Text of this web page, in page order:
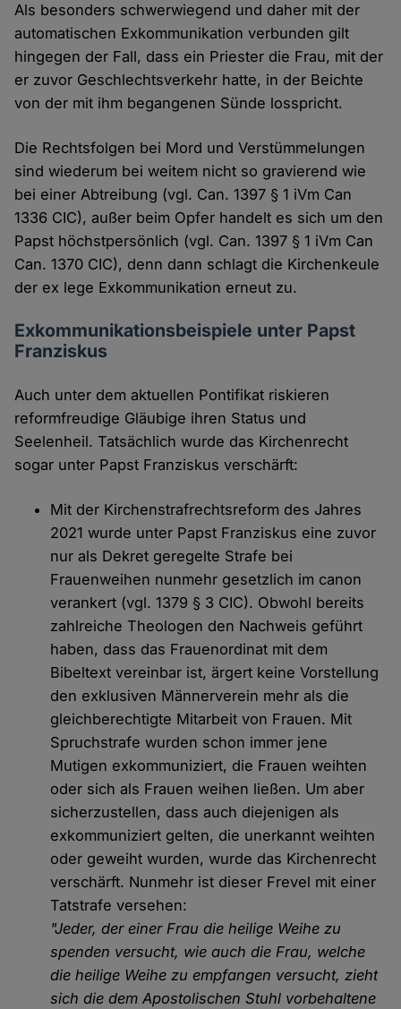
Als besonders schwerwiegend und daher mit der
automatischen Exkommunikation verbunden gilt
hingegen der Fall, dass ein Priester die Frau, mit der
er zuvor Geschlechtsverkehr hatte, in der Beichte
von der mit ihm begangenen Sünde losspricht.
Die Rechtsfolgen bei Mord und Verstümmelungen
sind wiederum bei weitem nicht so gravierend wie
bei einer Abtreibung (vgl. Can. 1397 § 1 iVm Can
1336 CIC), außer beim Opfer handelt es sich um den
Papst höchstpersönlich (vgl. Can. 1397 § 1 iVm Can
Can. 1370 CIC), denn dann schlagt die Kirchenkeule
der ex lege Exkommunikation erneut zu.
Exkommunikationsbeispiele unter Papst
Franziskus
Auch unter dem aktuellen Pontifikat riskieren
reformfreudige Gläubige ihren Status und
Seelenheil. Tatsächlich wurde das Kirchenrecht
sogar unter Papst Franziskus verschärft:
Mit der Kirchenstrafrechtsreform des Jahres
2021 wurde unter Papst Franziskus eine zuvor
nur als Dekret geregelte Strafe bei
Frauenweihen nunmehr gesetzlich im canon
verankert (vgl. 1379 § 3 CIC). Obwohl bereits
zahlreiche Theologen den Nachweis geführt
haben, dass das Frauenordinat mit dem
Bibeltext vereinbar ist, ärgert keine Vorstellung
den exklusiven Männerverein mehr als die
gleichberechtigte Mitarbeit von Frauen. Mit
Spruchstrafe wurden schon immer jene
Mutigen exkommuniziert, die Frauen weihten
oder sich als Frauen weihen ließen. Um aber
sicherzustellen, dass auch diejenigen als
exkommuniziert gelten, die unerkannt weihten
oder geweiht wurden, wurde das Kirchenrecht
verschärft. Nunmehr ist dieser Frevel mit einer
Tatstrafe versehen:
"Jeder, der einer Frau die heilige Weihe zu
spenden versucht, wie auch die Frau, welche
die heilige Weihe zu empfangen versucht, zieht
sich die dem Apostolischen Stuhl vorbehaltene